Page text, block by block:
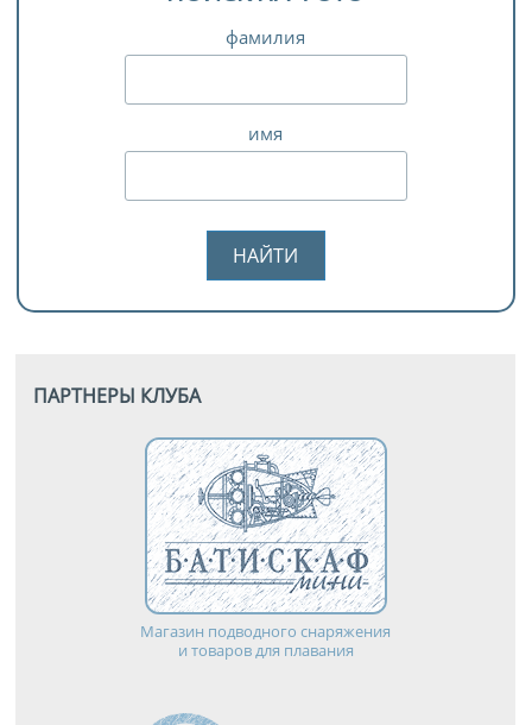
фамилия
имя
ПАРТНЕРЫ КЛУБА
Магазин подводного снаряжения
и товаров для плавания